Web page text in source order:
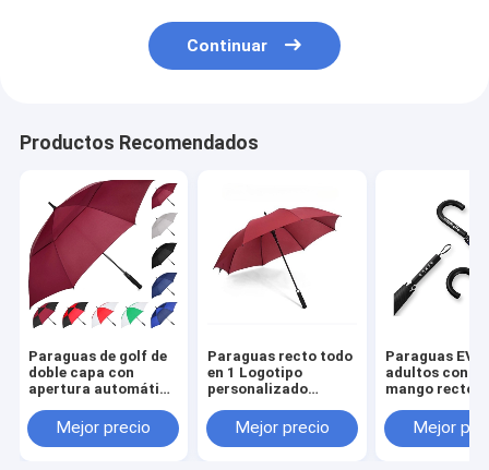
Continuar
Productos Recomendados
Paraguas de golf de
doble capa con
apertura automática
impresión de
patrones
Mejor precio
Paraguas recto todo
en 1 Logotipo
personalizado
golf extra grandes
para publicidad
Mejor precio
Paraguas
adultos con
mango recto
personalizado
YLF Paraguas
Mejor